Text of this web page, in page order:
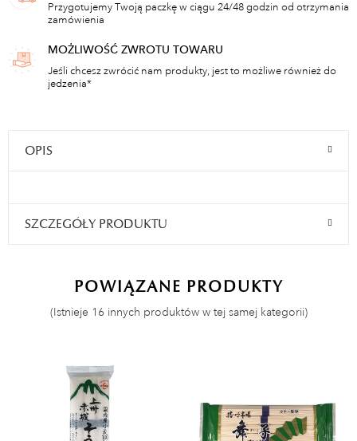
Przygotujemy Twoją paczkę w ciągu 24/48 godzin od otrzymania
zamówienia
MOŻLIWOŚĆ ZWROTU TOWARU
Jeśli chcesz zwrócić nam produkty, jest to możliwe również do
jedzenia*
OPIS
SZCZEGÓŁY PRODUKTU
POWIĄZANE PRODUKTY
(Istnieje 16 innych produktów w tej samej kategorii)